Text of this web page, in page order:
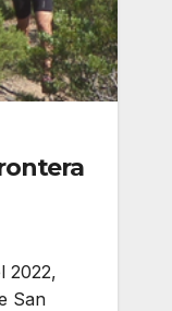
2022,
San